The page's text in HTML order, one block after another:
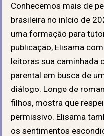
Conhecemos mais de
brasileira no início de
uma formação para
publicação, Elisama
leitoras sua caminhada
parental em busca de
diálogo. Longe de
filhos, mostra que
permissivo. Elisama
os sentimentos